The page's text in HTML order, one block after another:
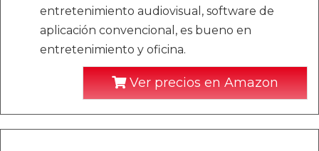
entretenimiento audiovisual, software de
aplicación convencional, es bueno en
entretenimiento y oficina.
Ver precios en Amazon